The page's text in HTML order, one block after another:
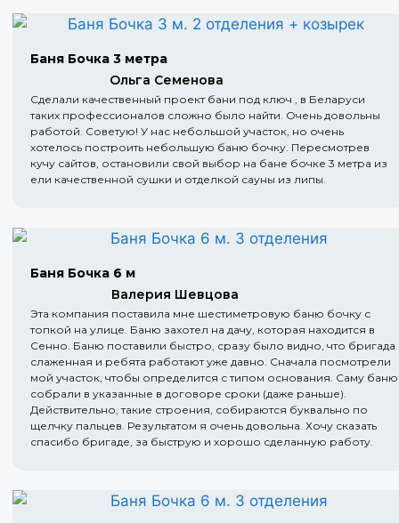
Баня Бочка 3 метра
Ольга Семенова
Сделали качественный проект бани под ключ , в Беларуси
таких профессионалов сложно было найти. Очень довольны
работой. Советую! У нас небольшой участок, но очень
хотелось построить небольшую баню бочку. Пересмотрев
кучу сайтов, остановили свой выбор на бане бочке 3 метра из
ели качественной сушки и отделкой сауны из липы.
Баня Бочка 6 м
Валерия Шевцова
Эта компания поставила мне шестиметровую баню бочку с
топкой на улице. Баню захотел на дачу, которая находится в
Сенно. Баню поставили быстро, сразу было видно, что бригада
слаженная и ребята работают уже давно. Сначала посмотрели
мой участок, чтобы определится с типом основания. Саму баню
собрали в указанные в договоре сроки (даже раньше).
Действительно, такие строения, собираются буквально по
щелчку пальцев. Результатом я очень довольна. Хочу сказать
спасибо бригаде, за быструю и хорошо сделанную работу.